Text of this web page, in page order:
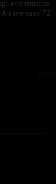
evenements
Anniversaire 72